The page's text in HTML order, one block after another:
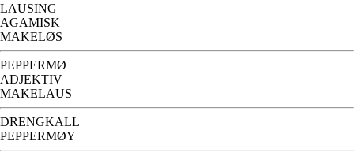
LAUSING
AGAMISK
MAKELØS
PEPPERMØ
ADJEKTIV
MAKELAUS
DRENGKALL
PEPPERMØY